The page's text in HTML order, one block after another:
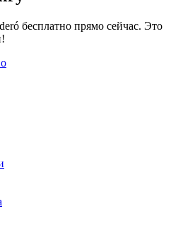
бесплатно прямо сейчас. Это